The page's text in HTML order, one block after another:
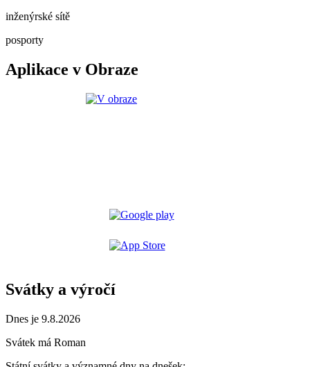
inženýrské sítě
posporty
Aplikace v Obraze
Svátky a výročí
Dnes je 9.8.2026
Svátek má Roman